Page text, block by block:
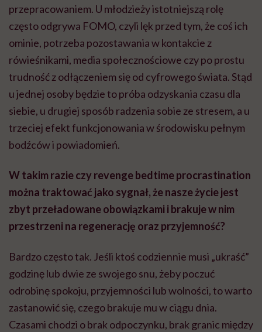
przepracowaniem. U młodzieży istotniejszą rolę
często odgrywa FOMO, czyli lęk przed tym, że coś ich
ominie, potrzeba pozostawania w kontakcie z
rówieśnikami, media społecznościowe czy po prostu
trudność z odłączeniem się od cyfrowego świata. Stąd
u jednej osoby będzie to próba odzyskania czasu dla
siebie, u drugiej sposób radzenia sobie ze stresem, a u
trzeciej efekt funkcjonowania w środowisku pełnym
bodźców i powiadomień.
W takim razie czy revenge bedtime procrastination
można traktować jako sygnał, że nasze życie jest
zbyt przeładowane obowiązkami i brakuje w nim
przestrzeni na regenerację oraz przyjemność?
Bardzo często tak. Jeśli ktoś codziennie musi „ukraść”
godzinę lub dwie ze swojego snu, żeby poczuć
odrobinę spokoju, przyjemności lub wolności, to warto
zastanowić się, czego brakuje mu w ciągu dnia.
Czasami chodzi o brak odpoczynku, brak granic między